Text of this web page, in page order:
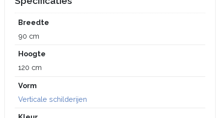
Breedte
90 cm
Hoogte
120 cm
Vorm
Verticale schilderijen